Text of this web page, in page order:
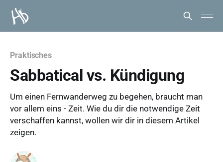
Praktisches
Sabbatical vs. Kündigung
Um einen Fernwanderweg zu begehen, braucht man
vor allem eins - Zeit. Wie du dir die notwendige Zeit
verschaffen kannst, wollen wir dir in diesem Artikel
zeigen.